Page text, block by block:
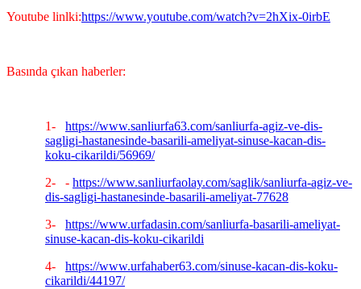
Youtube linlki:https://www.youtube.com/watch?v=2hXix-0irbE
Basında çıkan haberler:
1-
https://www.sanliurfa63.com/sanliurfa-agiz-ve-dis-
sagligi-hastanesinde-basarili-ameliyat-sinuse-kacan-dis-
koku-cikarildi/56969/
2-
- https://www.sanliurfaolay.com/saglik/sanliurfa-agiz-ve-
dis-sagligi-hastanesinde-basarili-ameliyat-77628
3-
https://www.urfadasin.com/sanliurfa-basarili-ameliyat-
sinuse-kacan-dis-koku-cikarildi
4-
https://www.urfahaber63.com/sinuse-kacan-dis-koku-
cikarildi/44197/